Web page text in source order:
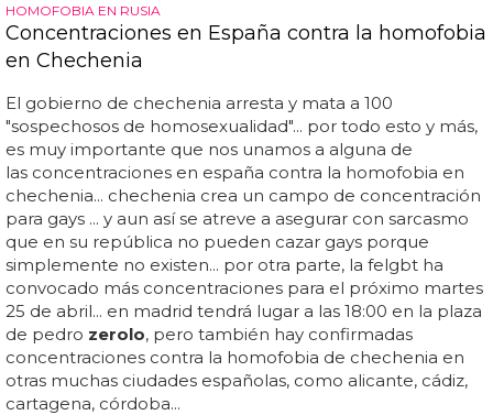
HOMOFOBIA EN RUSIA
Concentraciones en España contra la homofobia
en Chechenia
El gobierno de chechenia arresta y mata a 100
"sospechosos de homosexualidad"... por todo esto y más,
es muy importante que nos unamos a alguna de
las concentraciones en españa contra la homofobia en
chechenia... chechenia crea un campo de concentración
para gays ... y aun así se atreve a asegurar con sarcasmo
que en su república no pueden cazar gays porque
simplemente no existen... por otra parte, la felgbt ha
convocado más concentraciones para el próximo martes
25 de abril... en madrid tendrá lugar a las 18:00 en la plaza
de pedro zerolo, pero también hay confirmadas
concentraciones contra la homofobia de chechenia en
otras muchas ciudades españolas, como alicante, cádiz,
cartagena, córdoba...